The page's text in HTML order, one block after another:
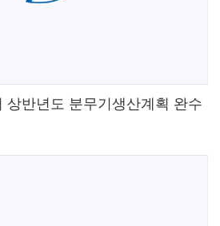
상반년도 분무기생산계획 완수